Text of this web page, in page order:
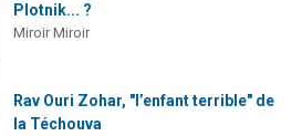
Plotnik... ?
Miroir Miroir
Rav Ouri Zohar, "l’enfant terrible" de
la Téchouva